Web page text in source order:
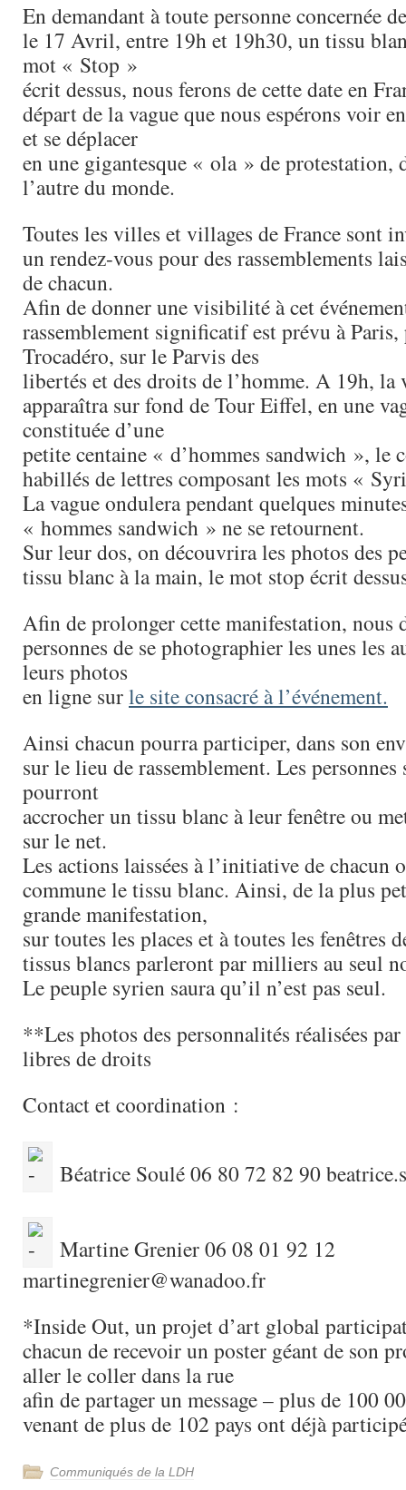
En demandant à toute personne concernée
le 17 Avril, entre 19h et 19h30, un tissu
mot « Stop »
écrit dessus, nous ferons de cette date en
départ de la vague que nous espérons voir
et se déplacer
en une gigantesque « ola » de protestation,
l’autre du monde.
Toutes les villes et villages de France sont
un rendez-vous pour des rassemblements
de chacun.
Afin de donner une visibilité à cet
rassemblement significatif est prévu à Paris,
Trocadéro, sur le Parvis des
libertés et des droits de l’homme. A 19h, la
apparaîtra sur fond de Tour Eiffel, en une
constituée d’une
petite centaine « d’hommes sandwich », le
habillés de lettres composant les mots «
La vague ondulera pendant quelques
« hommes sandwich » ne se retournent.
Sur leur dos, on découvrira les photos des
tissu blanc à la main, le mot stop écrit
Afin de prolonger cette manifestation, nous
personnes de se photographier les unes les
leurs photos
en ligne surle site consacré à l’événement.
Ainsi chacun pourra participer, dans son
sur le lieu de rassemblement. Les personnes
pourront
accrocher un tissu blanc à leur fenêtre ou
sur le net.
Les actions laissées à l’initiative de chacun
commune le tissu blanc. Ainsi, de la plus
grande manifestation,
sur toutes les places et à toutes les fenêtres
tissus blancs parleront par milliers au seul
Le peuple syrien saura qu’il n’est pas seul.
**Les photos des personnalités réalisées
libres de droits
Contact et coordination :
Béatrice Soulé 06 80 72 82 90
Martine Grenier 06 08 01 92 12
martinegrenier@wanadoo.fr
*Inside Out, un projet d’art global
chacun de recevoir un poster géant de son
aller le coller dans la rue
afin de partager un message – plus de 100
venant de plus de 102 pays ont déjà
Communiqués de la LDH